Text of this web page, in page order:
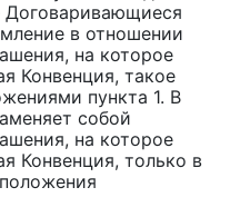
Договаривающиеся
в отношении
на которое
Конвенция, такое
пункта 1. В
собой
на которое
Конвенция, только в